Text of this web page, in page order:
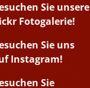
Sie unsere
Fotogalerie!
Sie uns
Instagram!
Sie